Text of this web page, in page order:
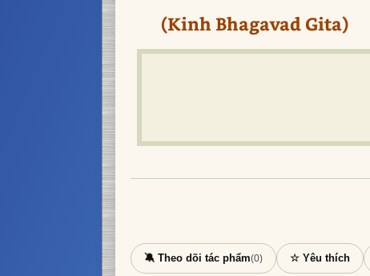
(Kinh Bhagavad Gita)
🔕 Theo dõi tác phẩm(0) ☆ Yêu thích